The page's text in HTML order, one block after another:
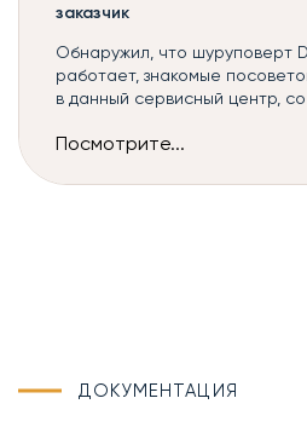
заказчик
Обнаружил, что шуруповерт
работает, знакомые
в данный сервисный центр, со мной связался
такой ремонт шуруповертов
дополнительных наценок
Посмотрите...
ДОКУМЕНТАЦИЯ